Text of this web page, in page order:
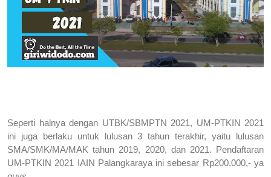
Seperti halnya dengan UTBK/SBMPTN 2021, UM-PTKIN 2021
ini juga berlaku untuk lulusan 3 tahun terakhir, yaitu lulusan
SMA/SMK/MA/MAK tahun 2019, 2020, dan 2021. Pendaftaran